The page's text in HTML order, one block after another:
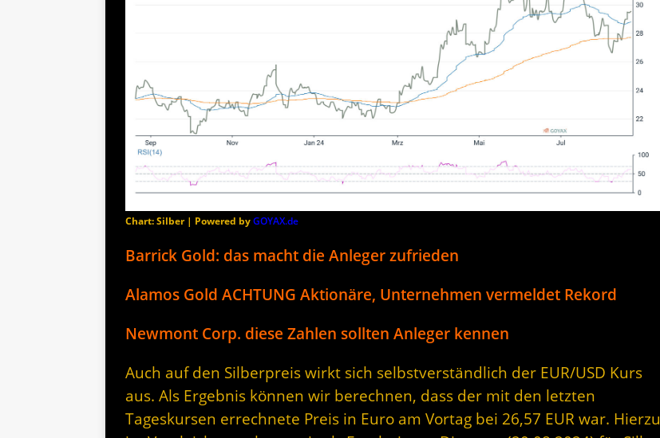
Chart: Silber | Powered byGOYAX.de
Barrick Gold: das macht die Anleger zufrieden
Alamos Gold ACHTUNG Aktionäre, Unternehmen vermeldet Rekord
Newmont Corp. diese Zahlen sollten Anleger kennen
Auch auf den Silberpreis wirkt sich selbstverständlich der EUR/USD Kurs
aus. Als Ergebnis können wir berechnen, dass der mit den letzten
Tageskursen errechnete Preis in Euro am Vortag bei 26,57 EUR war. Hierzu